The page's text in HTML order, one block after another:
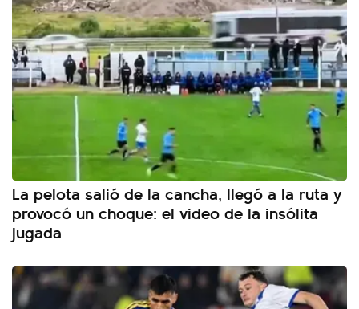
La pelota salió de la cancha, llegó a la ruta y
provocó un choque: el video de la insólita
jugada